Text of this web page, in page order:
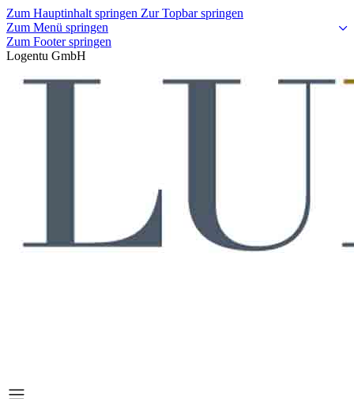
Zum Hauptinhalt springen Zur Topbar springen
Zum Menü springen
Zum Footer springen
Logentu GmbH